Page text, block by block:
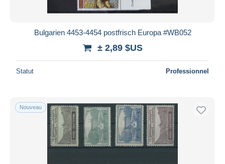
Bulgarien 4453-4454 postfrisch Europa #WB052
± 2,89 $US
Statut Professionnel
Nouveau